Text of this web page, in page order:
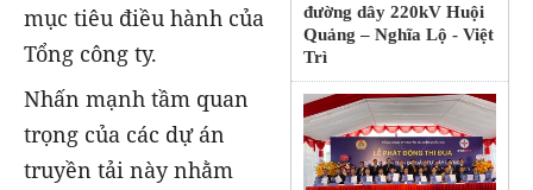
đường dây 220kV Huội
Quảng – Nghĩa Lộ - Việt
Trì
mục tiêu điều hành của
Tổng công ty.
Nhấn mạnh tầm quan
trọng của các dự án
truyền tải này nhằm